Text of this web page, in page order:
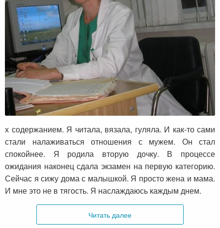
х содержанием. Я читала, вязала, гуляла. И как-то сами
стали налаживаться отношения с мужем. Он стал
спокойнее. Я родила вторую дочку. В процессе
ожидания наконец сдала экзамен на первую категорию.
Сейчас я сижу дома с малышкой. Я просто жена и мама.
И мне это не в тягость. Я наслаждаюсь каждым днем.
Читать далее